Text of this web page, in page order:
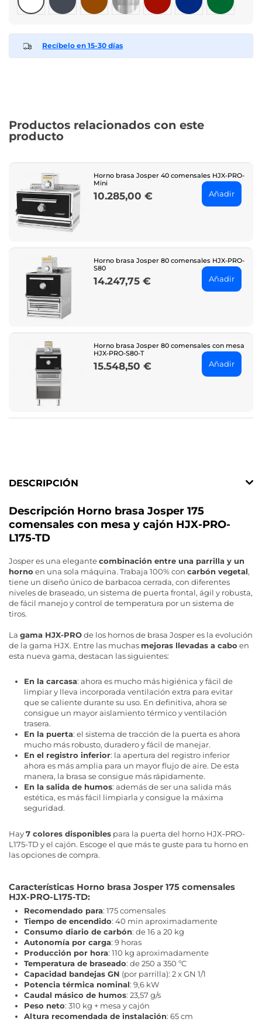
Recíbelo en 15-30 días
Productos relacionados con este
producto
Horno brasa Josper 40 comensales HJX-PRO-
Mini
Price
10.285,00 € Añadir
Horno brasa Josper 80 comensales HJX-PRO-
S80
Price
14.247,75 € Añadir
Horno brasa Josper 80 comensales con mesa
HJX-PRO-S80-T
Price
15.548,50 € Añadir
DESCRIPCIÓN
Descripción Horno brasa Josper 175
comensales con mesa y cajón HJX-PRO-
L175-TD
Josper es una elegantecombinación entre una parrilla y un
horno en una sola máquina. Trabaja 100% con carbón vegetal,
tiene un diseño único de barbacoa cerrada, con diferentes
niveles de braseado, un sistema de puerta frontal, ágil y robusta,
de fácil manejo y control de temperatura por un sistema de
tiros.
La gama HJX-PROde los hornos de brasa Josper es la evolución
de la gama HJX. Entre las muchas mejoras llevadas a cabo en
esta nueva gama, destacan las siguientes:
En la carcasa: ahora es mucho más higiénica y fácil de
limpiar y lleva incorporada ventilación extra para evitar
que se caliente durante su uso. En definitiva, ahora se
consigue un mayor aislamiento térmico y ventilación
trasera.
En la puerta: el sistema de tracción de la puerta es ahora
mucho más robusto, duradero y fácil de manejar.
En el registro inferior: la apertura del registro inferior
ahora es más amplia para un mayor flujo de aire. De esta
manera, la brasa se consigue más rápidamente.
En la salida de humos: además de ser una salida más
estética, es más fácil limpiarla y consigue la máxima
seguridad.
Hay7 colores disponibles para la puerta del horno HJX-PRO-
L175-TD y el cajón. Escoge el que más te guste para tu horno en
las opciones de compra.
Características Horno brasa Josper 175 comensales
HJX-PRO-L175-TD:
Recomendado para: 175 comensales
Tiempo de encendido: 40 min aproximadamente
Consumo diario de carbón: de 16 a 20 kg
Autonomía por carga: 9 horas
Producción por hora: 110 kg aproximadamente
Temperatura de braseado: de 250 a 350 ºC
Capacidad bandejas GN (por parrilla): 2 x GN 1/1
Potencia térmica nominal: 9,6 kW
Caudal másico de humos: 23,57 g/s
Peso neto: 310 kg + mesa y cajón
Altura recomendada de instalación: 65 cm